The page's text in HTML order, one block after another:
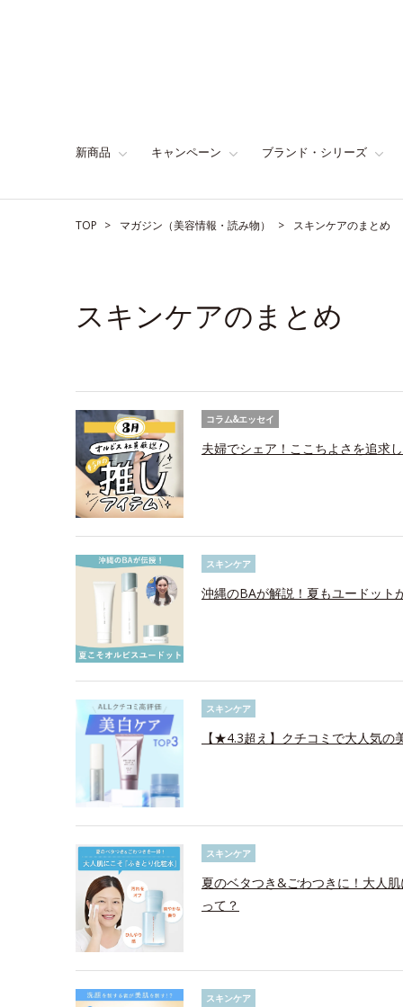
新商品 キャンペーン ブランド・シリーズ
TOP マガジン（美容情報・読み物） スキンケアのまとめ
スキンケアのまとめ
コラム&エッセイ
夫婦でシェア！ここちよさを追求
スキンケア
沖縄のBAが解説！夏もユードット
スキンケア
【★4.3超え】クチコミで大人気の
スキンケア
夏のベタつき&ごわつきに！大人
って？
スキンケア